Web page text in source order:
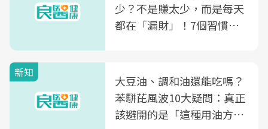
少？不是賺太少，而是每天
都在「漏財」！7個習慣一
新知
大豆油、調和油還能吃嗎？
苯駢芘風波10大疑問：真正
該避開的是「這種用油方